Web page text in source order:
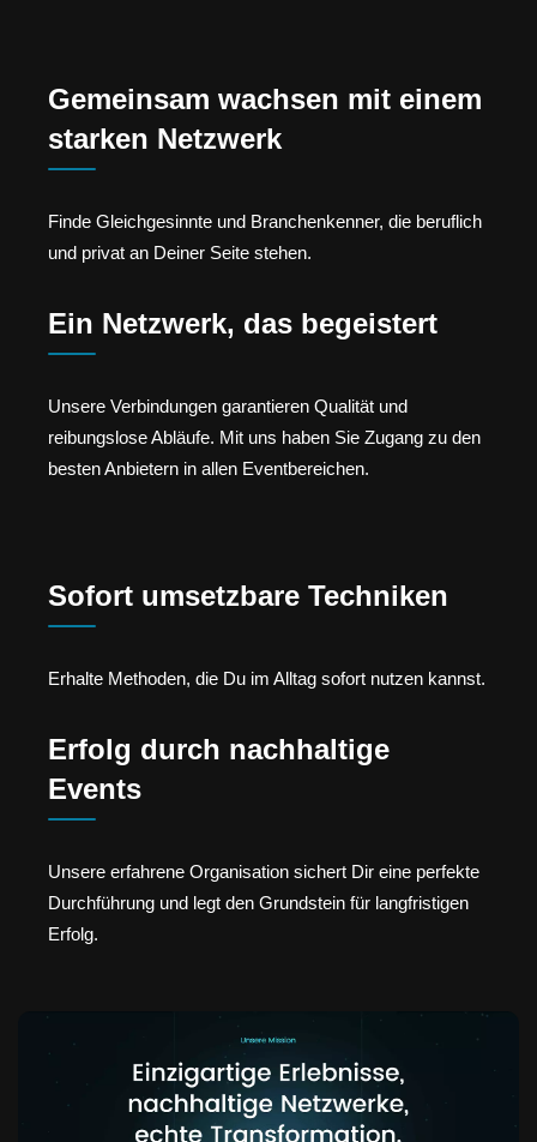
Gemeinsam wachsen mit einem
starken Netzwerk
Finde Gleichgesinnte und Branchenkenner, die beruflich
und privat an Deiner Seite stehen.
Ein Netzwerk, das begeistert
Unsere Verbindungen garantieren Qualität und
reibungslose Abläufe. Mit uns haben Sie Zugang zu den
besten Anbietern in allen Eventbereichen.
Sofort umsetzbare Techniken
Erhalte Methoden, die Du im Alltag sofort nutzen kannst.
Erfolg durch nachhaltige
Events
Unsere erfahrene Organisation sichert Dir eine perfekte
Durchführung und legt den Grundstein für langfristigen
Erfolg.